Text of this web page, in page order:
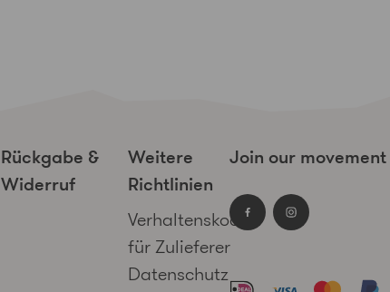
Rückgabe &
Widerruf
Weitere
Richtlinien
Verhaltenskodex
für Zulieferer
Datenschutz
Akzeptierte
Join our movement
FacebookInstagram